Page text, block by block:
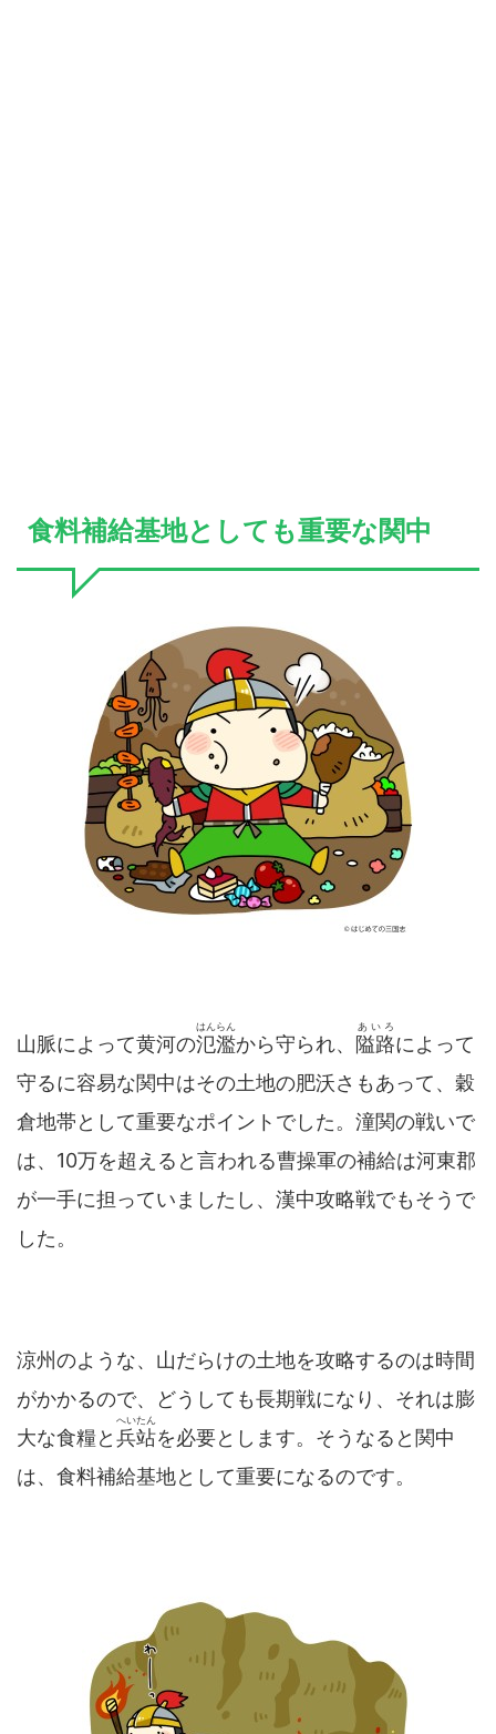
食料補給基地としても重要な関中
山脈によって黄河の氾濫
はんらん
から守られ、 隘路
あいろ
によって
守るに容易な関中はその土地の肥沃さもあって、穀
倉地帯として重要なポイントでした。潼関の戦いで
は、10万を超えると言われる曹操軍の補給は河東郡
が一手に担っていましたし、漢中攻略戦でもそうで
した。
涼州のような、山だらけの土地を攻略するのは時間
がかかるので、どうしても長期戦になり、それは膨
大な食糧と兵站
へいたん
を必要とします。そうなると関中
は、食料補給基地として重要になるのです。